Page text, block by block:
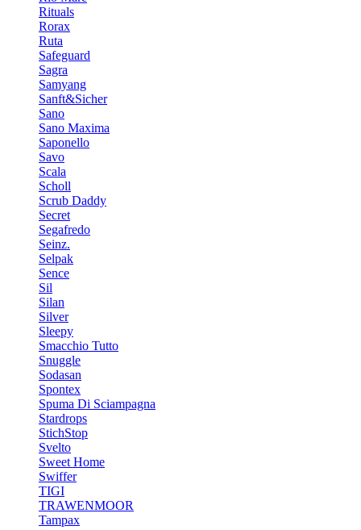
Rituals
Rorax
Ruta
Safeguard
Sagra
Samyang
Sanft&Sicher
Sano
Sano Maxima
Saponello
Savo
Scala
Scholl
Scrub Daddy
Secret
Segafredo
Seinz.
Selpak
Sence
Sil
Silan
Silver
Sleepy
Smacchio Tutto
Snuggle
Sodasan
Spontex
Spuma Di Sciampagna
Stardrops
StichStop
Svelto
Sweet Home
Swiffer
TIGI
TRAWENMOOR
Tampax